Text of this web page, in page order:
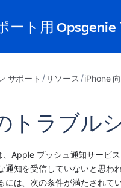
ート用 Opsgenie
サポート リソース iPhone
トラブル
Apple プッシュ通知サービ
通知を受信していないと思わ
には、次の条件が満たされて